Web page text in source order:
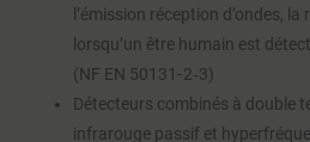
l’émission réception d’ondes,
lorsqu’un être humain est
(NF EN 50131- 2‑3)
Détecteurs combinés à double
infrarouge passif et